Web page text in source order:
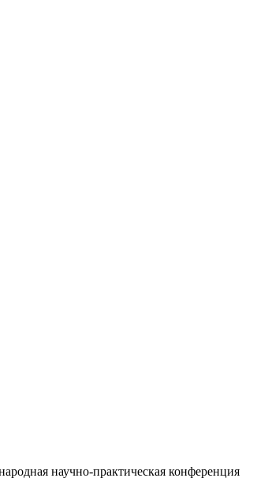
научно-практическая конференция